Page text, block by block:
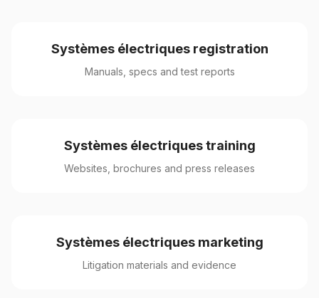
Systèmes électriques registration
Manuals, specs and test reports
Systèmes électriques training
Websites, brochures and press releases
Systèmes électriques marketing
Litigation materials and evidence